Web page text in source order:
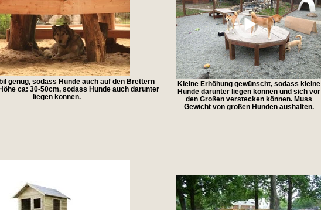
genug, sodass Hunde auch auf den Brettern
ca: 30-50cm, sodass Hunde auch darunter
liegen können.
Kleine Erhöhung gewünscht, sodass kleine
Hunde darunter liegen können und sich vor
den Großen verstecken können. Muss
Gewicht von großen Hunden aushalten.